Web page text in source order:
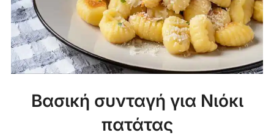
Βασική συνταγή για Νιόκι
πατάτας